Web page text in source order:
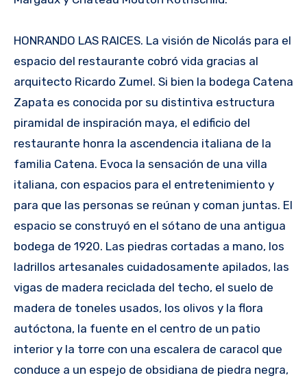
HONRANDO LAS RAICES. La visión de Nicolás para el
espacio del restaurante cobró vida gracias al
arquitecto Ricardo Zumel. Si bien la bodega Catena
Zapata es conocida por su distintiva estructura
piramidal de inspiración maya, el edificio del
restaurante honra la ascendencia italiana de la
familia Catena. Evoca la sensación de una villa
italiana, con espacios para el entretenimiento y
para que las personas se reúnan y coman juntas. El
espacio se construyó en el sótano de una antigua
bodega de 1920. Las piedras cortadas a mano, los
ladrillos artesanales cuidadosamente apilados, las
vigas de madera reciclada del techo, el suelo de
madera de toneles usados, los olivos y la flora
autóctona, la fuente en el centro de un patio
interior y la torre con una escalera de caracol que
conduce a un espejo de obsidiana de piedra negra,